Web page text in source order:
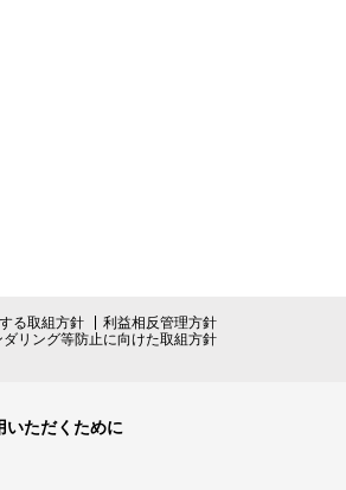
る取組方針
利益相反管理方針
リング等防止に向けた取組方針
いただくために